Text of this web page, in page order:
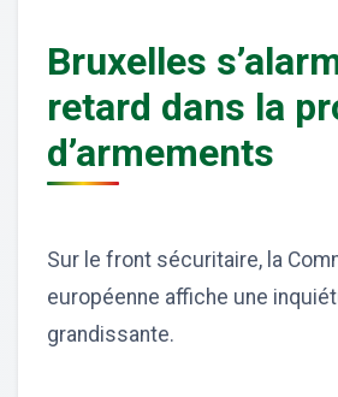
Bruxelles
retard dans la
d’armements
Sur le front sécuritaire, la
européenne affiche une
grandissante.